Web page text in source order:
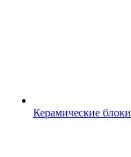
Керамические блоки